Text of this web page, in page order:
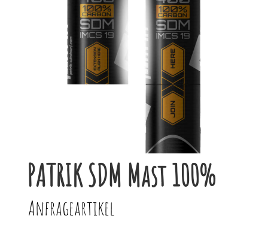
PATRIK SDM Mast 100%
Anfrageartikel